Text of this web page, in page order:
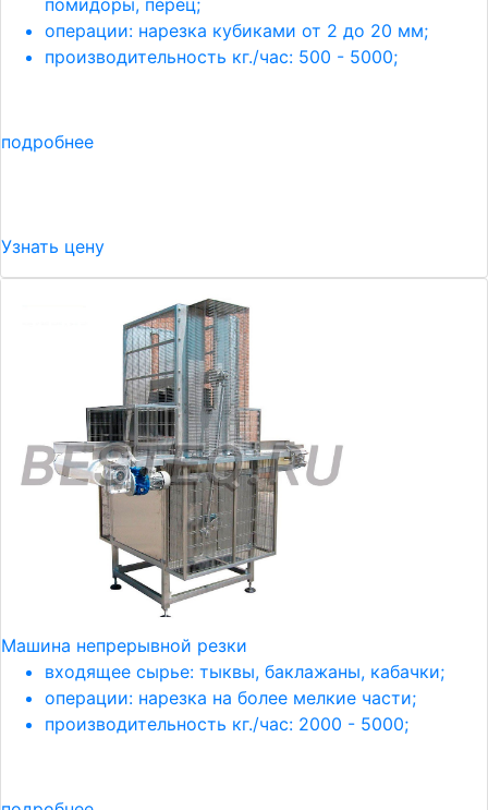
помидоры, перец;
операции: нарезка кубиками от 2 до 20 мм;
производительность кг./час: 500 - 5000;
подробнее
Узнать цену
Машина непрерывной резки
входящее сырье: тыквы, баклажаны, кабачки;
операции: нарезка на более мелкие части;
производительность кг./час: 2000 - 5000;